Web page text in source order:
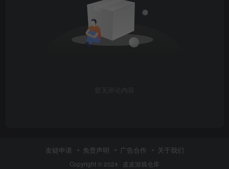
暂无评论内容
友链申请 免责声明 广告合作 关于我们
Copyright © 2024 · 皮皮游戏仓库